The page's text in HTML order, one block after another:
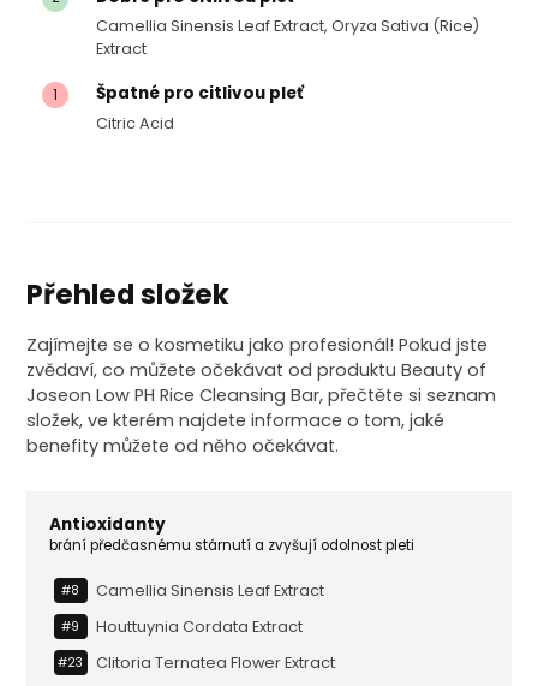
Camellia Sinensis Leaf Extract, Oryza Sativa (rice)
Extract
1 Špatné pro citlivou pleť
Citric Acid
Přehled složek
Zajímejte se o kosmetiku jako profesionál! Pokud jste
zvědaví, co můžete očekávat od produktu Beauty of
Joseon Low PH Rice Cleansing Bar, přečtěte si seznam
složek, ve kterém najdete informace o tom, jaké
benefity můžete od něho očekávat.
Antioxidanty
brání předčasnému stárnutí a zvyšují odolnost pleti
#8 Camellia Sinensis Leaf Extract
#9 Houttuynia Cordata Extract
#23 Clitoria Ternatea Flower Extract